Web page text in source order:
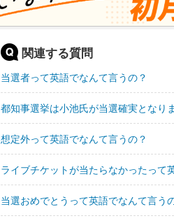
関連する質問
当選者って英語でなんて言うの？
都知事選挙は小池氏が当選確実となり
想定外って英語でなんて言うの？
ライブチケットが当たらなかったって
当選おめでとうって英語でなんて言う